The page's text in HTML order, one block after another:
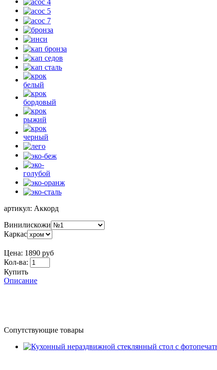
артикул: Аккорд
Винилискожи
Каркас
Цена: 1890 руб
Кол-ва:
Купить
Описание
Сопутствующие товары